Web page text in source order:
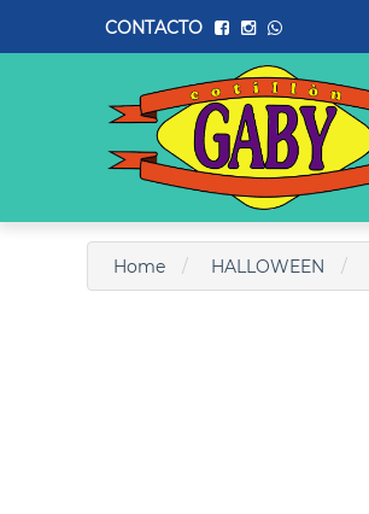
CONTACTO
Home HALLOWEEN